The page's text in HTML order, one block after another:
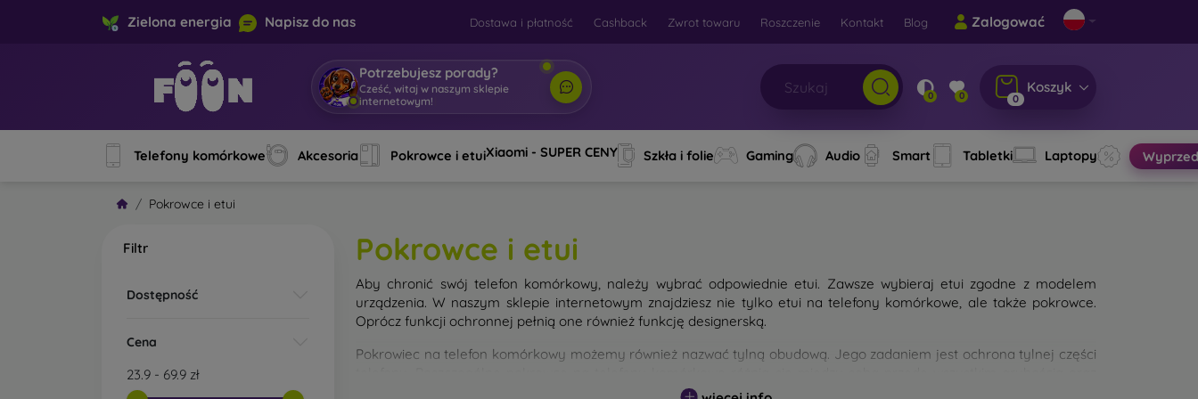
Zielona energia Napisz do nas Dostawa i płatność Cashback Zwrot towaru Roszczenie Kontakt Blog Zalogować
Potrzebujesz porady?
Cześć, witaj w naszym sklepie
internetowym!
0 0 0
Koszyk
Telefony komórkowe Akcesoria Pokrowce i etuiXiaomi - SUPER CENY Szkła i folie Gaming Audio Smart Tabletki Laptopy
Pokrowce i etui
Filtr
Dostępność
Cena
23.9 - 69.9 zł
Pokrowce i etui
Aby chronić swój telefon komórkowy, należy wybrać odpowiednie etui. Zawsze wybieraj etui zgodne z modelem
urządzenia. W naszym sklepie internetowym znajdziesz nie tylko etui na telefony komórkowe, ale także pokrowce.
Oprócz funkcji ochronnej pełnią one również funkcję designerską.
Pokrowiec na telefon komórkowy możemy również nazwać tylną obudową. Jego zadaniem jest ochrona tylnej części